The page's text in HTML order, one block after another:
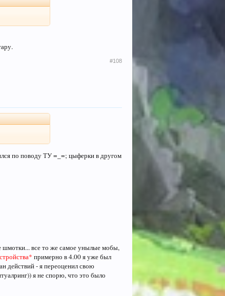
#108
по поводу ТУ =_=; цыферки в другом
шмотки... все то же самое унылые мобы,
примерно в 4.00 я уже был
действий - я переоценил свою
я не спорю, что это было